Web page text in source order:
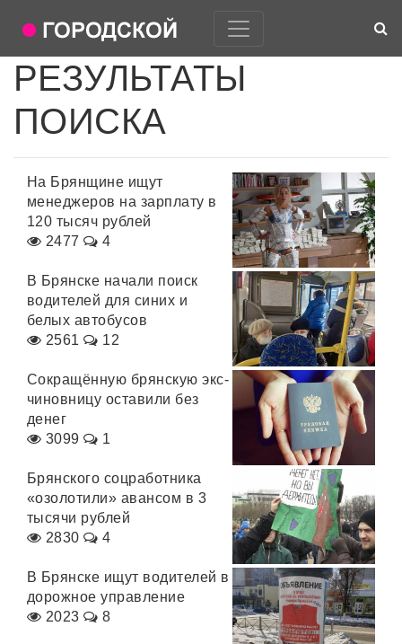
РЕЗУЛЬТАТЫ
ПОИСКА
На Брянщине ищут
менеджеров на зарплату в
120 тысяч рублей
2477
4
В Брянске начали поиск
водителей для синих и
белых автобусов
2561
12
Сокращённую брянскую экс-
чиновницу оставили без
денег
3099
1
Брянского соцработника
«озолотили» авансом в 3
тысячи рублей
2830
4
В Брянске ищут водителей в
дорожное управление
2023
8